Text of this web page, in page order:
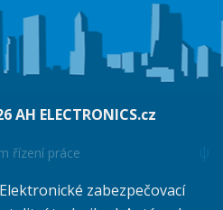
AH ELECTRONICS.cz
řízení práce
Elektronické zabezpečovací